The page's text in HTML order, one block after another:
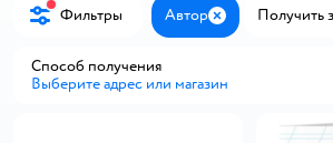
Фильтры Автор ЗакрытьПолучить
Способ получения
Выберите адрес или магазин